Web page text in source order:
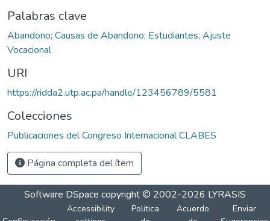
Palabras clave
Abandono; Causas de Abandono; Estudiantes; Ajuste
Vocacional
URI
https://ridda2.utp.ac.pa/handle/123456789/5581
Colecciones
Publicaciones del Congreso Internacional CLABES
Página completa del ítem
Software DSpace copyright © 2002-2026 LYRASIS
Accessibility
Política
Acuerdo
Enviar